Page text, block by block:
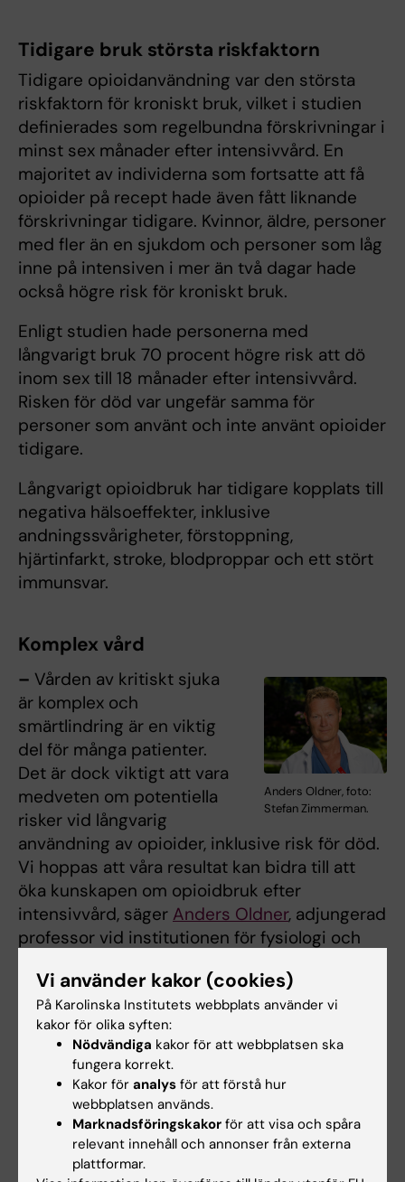
Tidigare bruk största riskfaktorn
Tidigare opioidanvändning var den största
riskfaktorn för kroniskt bruk, vilket i studien
definierades som regelbundna förskrivningar i
minst sex månader efter intensivvård. En
majoritet av individerna som fortsatte att få
opioider på recept hade även fått liknande
förskrivningar tidigare. Kvinnor, äldre, personer
med fler än en sjukdom och personer som låg
inne på intensiven i mer än två dagar hade
också högre risk för kroniskt bruk.
Enligt studien hade personerna med
långvarigt bruk 70 procent högre risk att dö
inom sex till 18 månader efter intensivvård.
Risken för död var ungefär samma för
personer som använt och inte använt opioider
tidigare.
Långvarigt opioidbruk har tidigare kopplats till
negativa hälsoeffekter, inklusive
andningssvårigheter, förstoppning,
hjärtinfarkt, stroke, blodproppar och ett stört
immunsvar.
Komplex vård
Anders Oldner, foto:
Stefan Zimmerman.
– Vården av kritiskt sjuka
är komplex och
smärtlindring är en viktig
del för många patienter.
Det är dock viktigt att vara
medveten om potentiella
risker vid långvarig
användning av opioider, inklusive risk för död.
Vi hoppas att våra resultat kan bidra till att
öka kunskapen om opioidbruk efter
intensivvård, säger Anders Oldner, adjungerad
professor vid institutionen för fysiologi och
studiens sistaförfattare.
Resultaten presenteras den 2:a februari på
konferensen 2021 Critical Care Congress som
arrangeras av Society of Critical Care
Medicine i USA.
Forskningen har finansierats av The European
Society of Intensive Care Medicine,
Vi använder kakor (cookies)
På Karolinska Institutets webbplats använder vi
kakor för olika syften:
Nödvändiga kakor för att webbplatsen ska
fungera korrekt.
Kakor för analys för att förstå hur
webbplatsen används.
Marknadsföringskakor för att visa och spåra
relevant innehåll och annonser från externa
plattformar.